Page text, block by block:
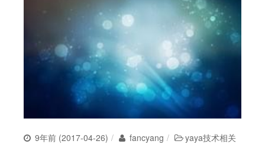
9年前 (2017-04-26) fancyang
yaya技术相关